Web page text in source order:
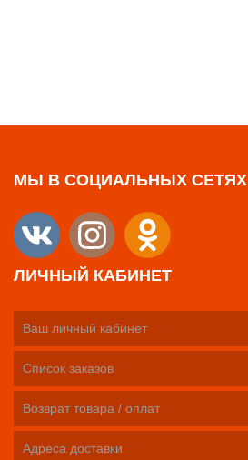
МЫ В СОЦИАЛЬНЫХ СЕТЯХ
ЛИЧНЫЙ КАБИНЕТ
Ваш личный кабинет
Список заказов
Возврат товара / оплат
Адреса доставки